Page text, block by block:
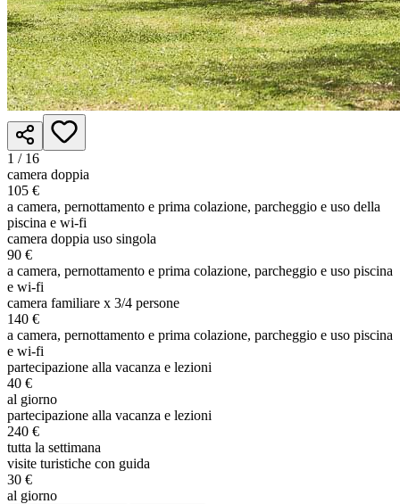
1 / 16
camera doppia
105 €
a camera, pernottamento e prima colazione, parcheggio e uso della
piscina e wi-fi
camera doppia uso singola
90 €
a camera, pernottamento e prima colazione, parcheggio e uso piscina
e wi-fi
camera familiare x 3/4 persone
140 €
a camera, pernottamento e prima colazione, parcheggio e uso piscina
e wi-fi
partecipazione alla vacanza e lezioni
40 €
al giorno
partecipazione alla vacanza e lezioni
240 €
tutta la settimana
visite turistiche con guida
30 €
al giorno